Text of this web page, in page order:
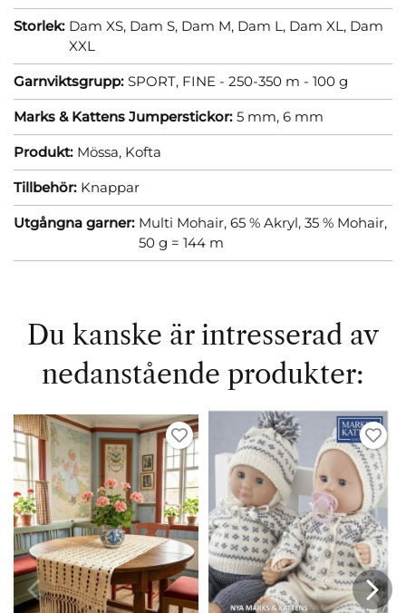
Storlek: Dam XS, Dam S, Dam M, Dam L, Dam XL, Dam
XXL
Garnviktsgrupp: SPORT, FINE - 250-350 m - 100 g
Marks & Kattens Jumperstickor: 5 mm, 6 mm
Produkt: Mössa, Kofta
Tillbehör: Knappar
Utgångna garner: Multi Mohair, 65 % Akryl, 35 % Mohair,
50 g = 144 m
Du kanske är intresserad av
nedanstående produkter: